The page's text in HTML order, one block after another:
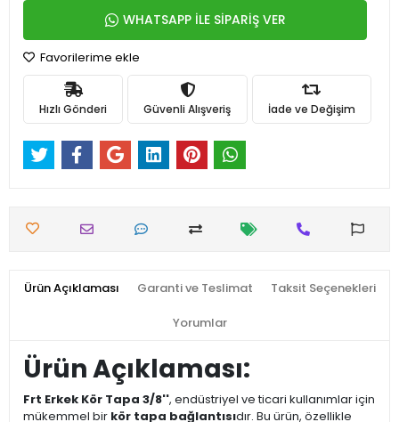
WHATSAPP İLE SİPARİŞ VER
Favorilerime ekle
Hızlı Gönderi Güvenli Alışveriş İade ve Değişim
Ürün Açıklaması Garanti ve Teslimat Taksit Seçenekleri
Yorumlar
Ürün Açıklaması:
Frt Erkek Kör Tapa 3/8'', endüstriyel ve ticari kullanımlar için
mükemmel bir kör tapa bağlantısıdır. Bu ürün, özellikle